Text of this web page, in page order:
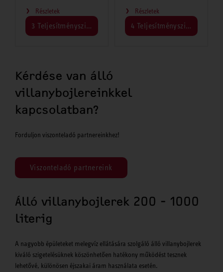
Részletek
3 Teljesítményszint
Részletek
4 Teljesítményszint
Kérdése van álló
villanybojlereinkkel
kapcsolatban?
Forduljon viszonteladó partnereinkhez!
Viszonteladó partnereink
Álló villanybojlerek 200 - 1000
literig
A nagyobb épületeket melegvíz ellátására szolgáló álló villanybojlerek
kiváló szigetelésüknek köszönhetően hatékony működést tesznek
lehetővé, különösen éjszakai áram használata esetén.